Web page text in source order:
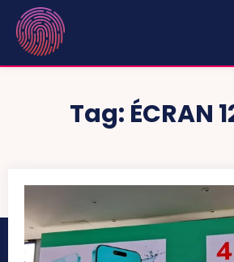
Tag: ÉCRAN